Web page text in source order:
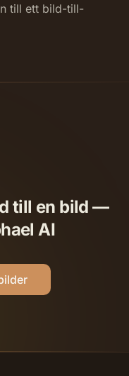
till ett bild-till-
till en bild —
AI